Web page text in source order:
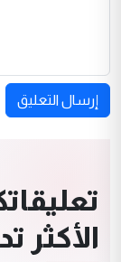
إرسال التعليق
الأكثر